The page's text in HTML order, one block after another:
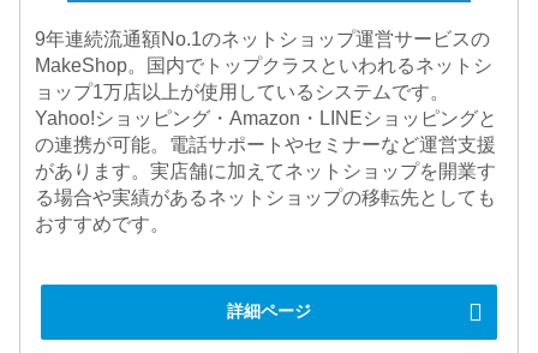
9年連続流通額No.1のネットショップ運営サービスの
MakeShop。国内でトップクラスといわれるネットシ
ョップ1万店以上が使用しているシステムです。
Yahoo!ショッピング・Amazon・LINEショッピングと
の連携が可能。電話サポートやセミナーなど運営支援
があります。実店舗に加えてネットショップを開業す
る場合や実績があるネットショップの移転先としても
おすすめです。
詳細ページ